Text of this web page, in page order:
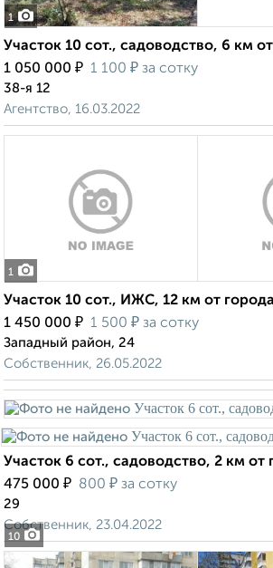
1
Участок 10 сот., садоводство, 6 км
1 050 000 ₽ 1 100 ₽ за сотку
38-я 12
Агентство, 16.03.2022
1
Участок 10 сот., ИЖС, 12 км от города
1 450 000 ₽ 1 500 ₽ за сотку
Западный район, 24
Собственник, 26.05.2022
10
Участок 6 сот., садоводство, 2 км от
475 000 ₽ 800 ₽ за сотку
29
Собственник, 23.04.2022